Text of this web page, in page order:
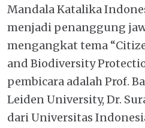
Mandala Katalika
menjadi penanggung
mengangkat tema
and Biodiversity
pembicara adalah Prof.
Leiden University, Dr.
dari Universitas